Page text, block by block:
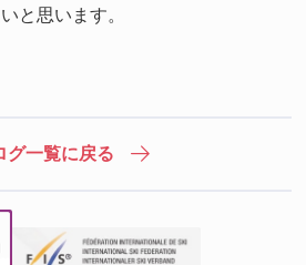
と思います。
グ一覧に戻る